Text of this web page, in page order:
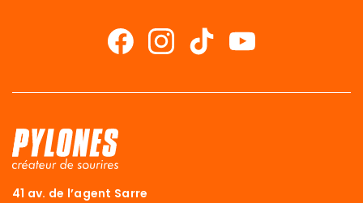
41 av. de l’agent Sarre